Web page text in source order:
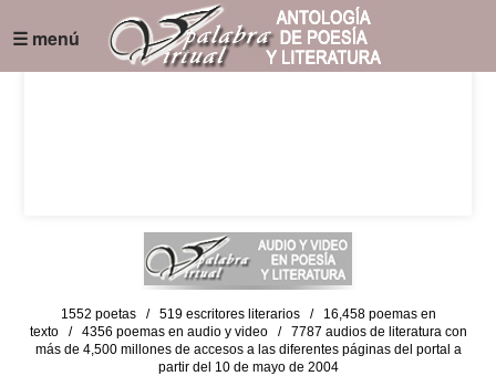
☰ menú
1552 poetas / 519 escritores literarios / 16,458 poemas en
texto / 4356 poemas en audio y video / 7787 audios de literatura con
más de 4,500 millones de accesos a las diferentes páginas del portal a
partir del 10 de mayo de 2004